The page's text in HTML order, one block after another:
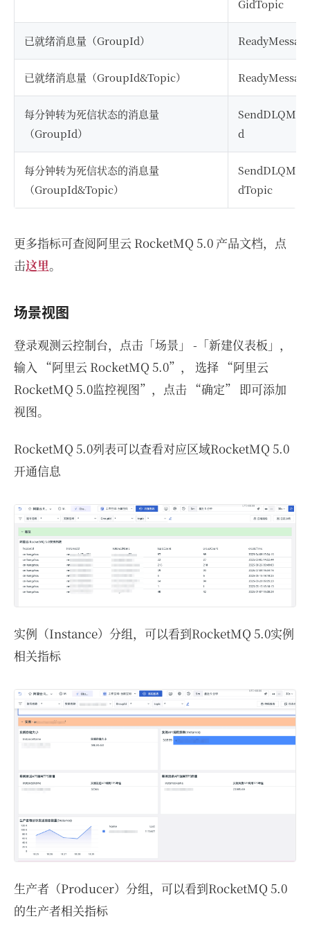
GidTopic
已就绪消息量（GroupId）
已就绪消息量（GroupId&Topic）
每分钟转为死信状态的消息量
（GroupId）
d
每分钟转为死信状态的消息量
（GroupId&Topic）
dTopic
更多指标可查阅阿里云 RocketMQ 5.0 产品文档，点
击这里。
场景视图
登录观测云控制台，点击「场景」 -「新建仪表板」，
输入 “阿里云 RocketMQ 5.0”， 选择 “阿里云
RocketMQ 5.0监控视图”，点击 “确定” 即可添加
视图。
RocketMQ 5.0列表可以查看对应区域RocketMQ 5.0
开通信息
实例（Instance）分组，可以看到RocketMQ 5.0实例
相关指标
生产者（Producer）分组，可以看到RocketMQ 5.0
的生产者相关指标